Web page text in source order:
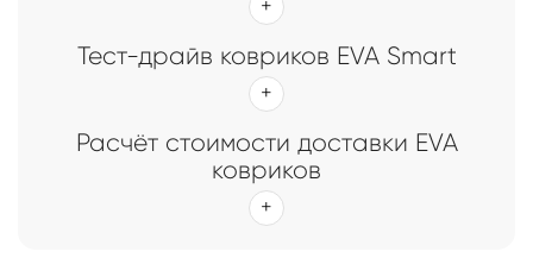
Тест-драйв ковриков EVA Smart
Расчёт стоимости доставки EVA
ковриков